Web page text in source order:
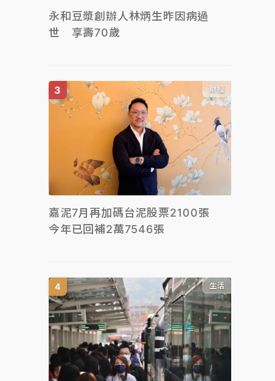
永和豆漿創辦人林炳生昨因病過
世 享壽70歲
財經
嘉泥7月再加碼台泥股票2100張
今年已回補2萬7546張
生活